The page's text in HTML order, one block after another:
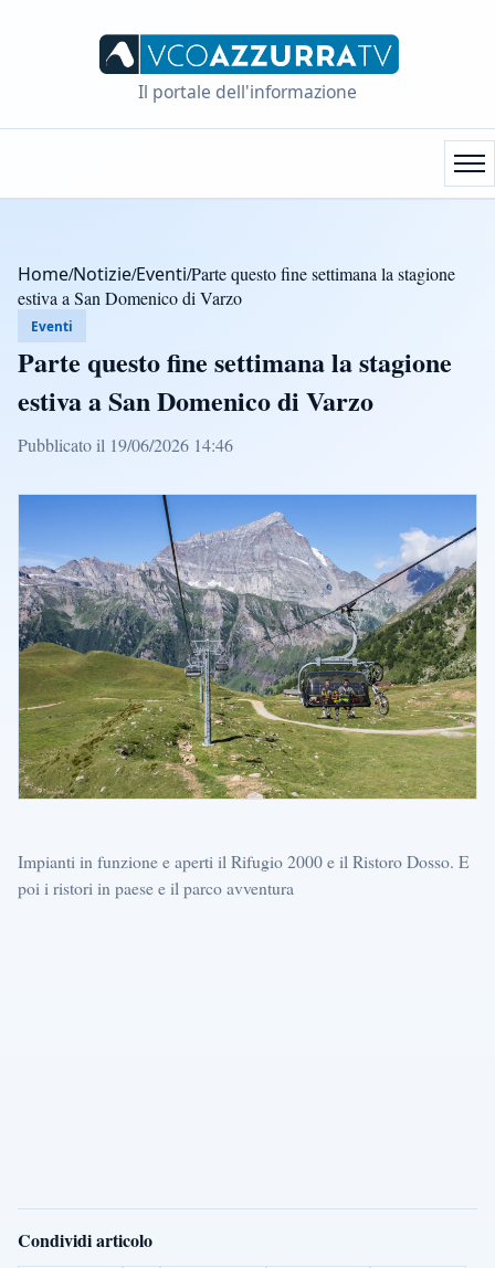
Il portale dell'informazione
Home/Notizie/Eventi/Parte questo fine settimana la stagione
estiva a San Domenico di Varzo
Eventi
Parte questo fine settimana la stagione
estiva a San Domenico di Varzo
Pubblicato il 19/06/2026 14:46
Impianti in funzione e aperti il Rifugio 2000 e il Ristoro Dosso. E
poi i ristori in paese e il parco avventura
Condividi articolo